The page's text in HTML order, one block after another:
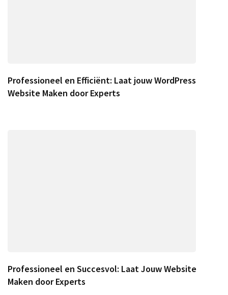
Professioneel en Efficiënt: Laat jouw WordPress
Website Maken door Experts
Professioneel en Succesvol: Laat Jouw Website
Maken door Experts